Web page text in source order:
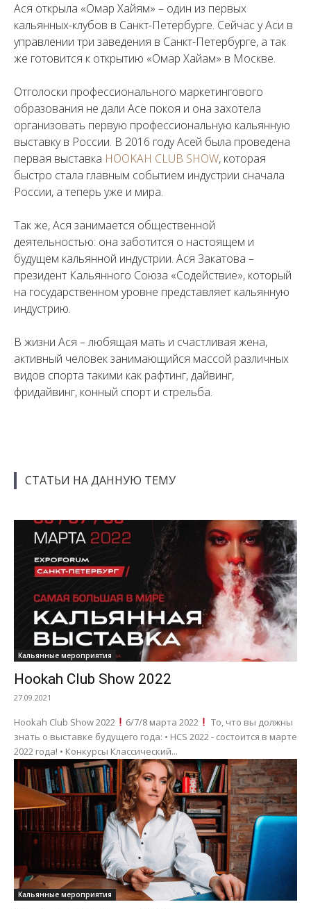
Ася открыла «Омар Хайям» – один из первых
кальянных-клубов в Санкт-Петербурге. Сейчас у Аси в
управлении три заведения в Санкт-Петербурге, а так
же готовится к открытию «Омар Хайам» в Москве.
Отголоски профессионального маркетингового
образования не дали Асе покоя и она захотела
организовать первую профессиональную кальянную
выставку в России. В 2016 году Асей была проведена
первая выставка HOOKAH CLUB SHOW, которая
быстро стала главным событием индустрии сначала
России, а теперь уже и мира.
Так же, Ася занимается общественной
деятельностью: она заботится о настоящем и
будущем кальянной индустрии. Ася Закатова –
президент Кальянного Союза «Содействие», который
на государственном уровне представляет кальянную
индустрию.
В жизни Ася – любящая мать и счастливая жена,
активный человек занимающийся массой различных
видов спорта такими как рафтинг, дайвинг,
фридайвинг, конный спорт и стрельба.
СТАТЬИ НА ДАННУЮ ТЕМУ
Кальянные мероприятия
Hookah Club Show 2022
27.09.2021
Hookah Club Show 2022 6/7/8 марта 2022
знать о выставке будущего года: • HCS 2022 - состоится в марте
2022 года! • Конкурсы Классический...
Кальянные мероприятия